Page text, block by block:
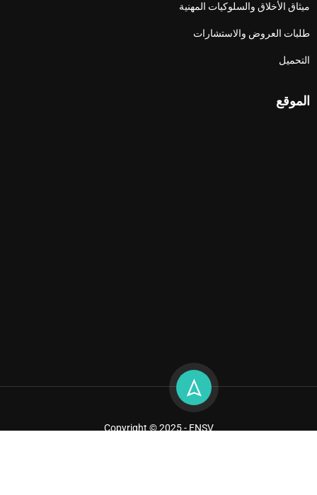
ميثاق الأخلاق والسلوكيات المهنية
طلبات العروض والاستشارات
التحميل
الموقع
Copyright © 2025 - ENSV